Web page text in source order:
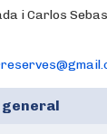
i Carlos